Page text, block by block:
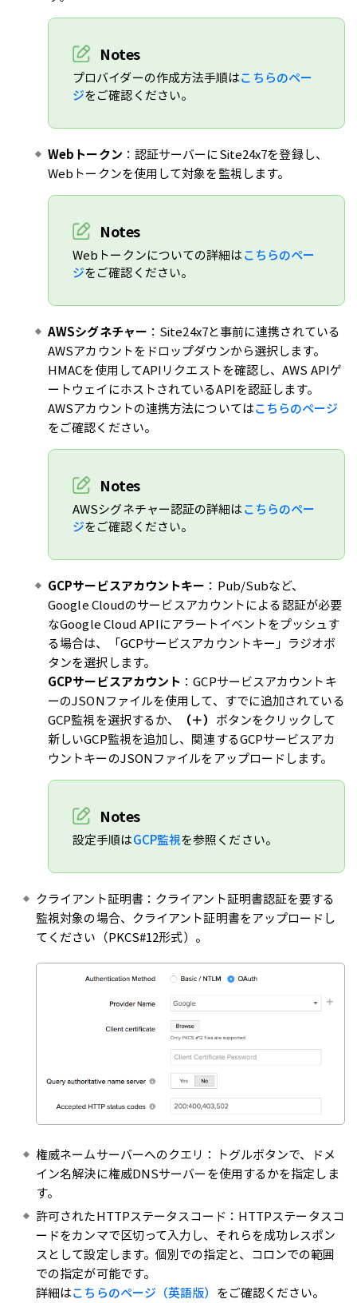
Notes
プロバイダーの作成方法手順はこちらのペー
ジをご確認ください。
Webトークン ：認証サーバーにSite24x7を登録し、
Webトークンを使用して対象を監視します。
Notes
Webトークンについての詳細はこちらのペー
ジをご確認ください。
AWSシグネチャー ：Site24x7と事前に連携されている
AWSアカウントをドロップダウンから選択します。
HMACを使用してAPIリクエストを確認し、AWS APIゲ
ートウェイにホストされているAPIを認証します。
AWSアカウントの連携方法についてはこちらのページ
をご確認ください。
Notes
AWSシグネチャー認証の詳細はこちらのペー
ジをご確認ください。
GCPサービスアカウントキー ：Pub/Subなど、
Google Cloudのサービスアカウントによる認証が必要
なGoogle Cloud APIにアラートイベントをプッシュす
る場合は、「GCPサービスアカウントキー」ラジオボ
タンを選択します。
GCPサービスアカウント ：GCPサービスアカウントキ
ーのJSONファイルを使用して、すでに追加されている
GCP監視を選択するか、
（＋） ボタンをクリックして
新しいGCP監視を追加し、関連するGCPサービスアカ
ウントキーのJSONファイルをアップロードします。
Notes
設定手順はGCP監視を参照ください。
クライアント証明書：クライアント証明書認証を要する
監視対象の場合、クライアント証明書をアップロードし
てください（PKCS#12形式）。
権威ネームサーバーへのクエリ：トグルボタンで、ドメ
イン名解決に権威DNSサーバーを使用するかを指定しま
す。
許可されたHTTPステータスコード：HTTPステータスコ
ードをカンマで区切って入力し、それらを成功レスポン
スとして設定します。個別での指定と、コロンでの範囲
での指定が可能です。
詳細はこちらのページ（英語版） をご確認ください。